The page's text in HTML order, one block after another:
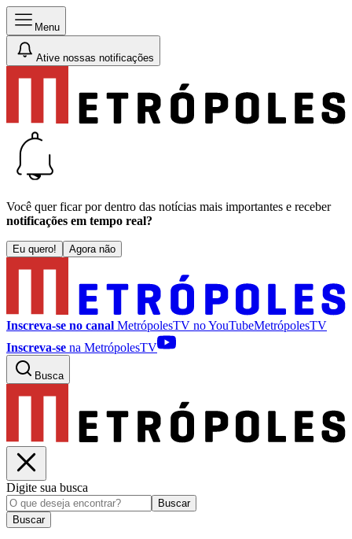
Menu
Ative nossas notificações
Você quer ficar por dentro das notícias mais importantes e receber
notificações em tempo real?
Eu quero! Agora não
Inscreva-se no canal MetrópolesTV noYouTubeMetrópolesTV
Inscreva-se na MetrópolesTV
Busca
Digite sua busca
Buscar
Buscar